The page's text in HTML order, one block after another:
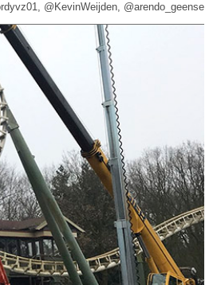
@KevinWeijden, @arendo_geense